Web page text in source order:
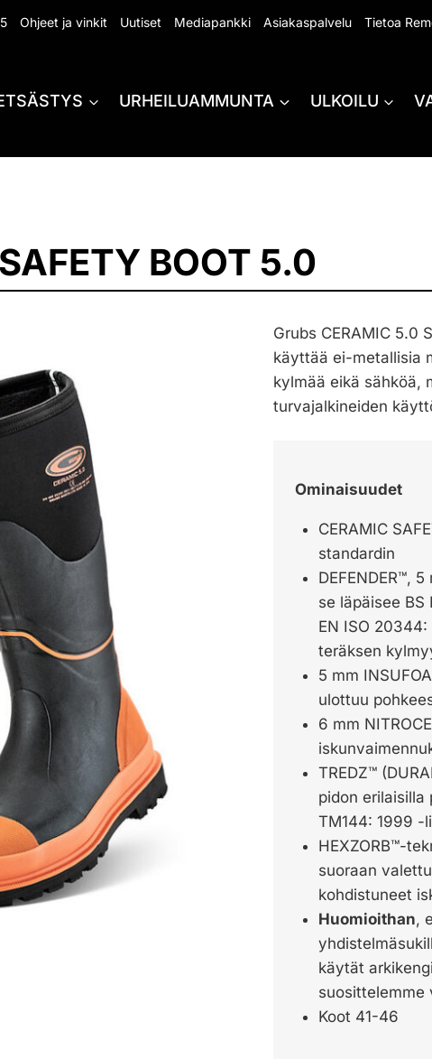
Ohjeet ja vinkit Uutiset Mediapankki Asiakaspalvelu Tietoa
URHEILUAMMUNTA ULKOILU
BOOT 5.0
Grubs CERAMIC 5.0
käyttää ei-metallisia
kylmää eikä sähköä,
turvajalkineiden
Ominaisuudet
CERAMIC
standardin
DEFENDER™,
se läpäisee
EN ISO
teräksen
5 mm
ulottuu
6 mm
TREDZ™
pidon erilaisilla
TM144: 1999 -
HEXZORB™-
suoraan
kohdistuneet
Huomioithan,
käytät
suosittelemme
Koot 41-46